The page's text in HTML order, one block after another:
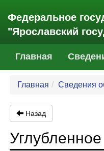
Федеральное
"Ярославский
Главная (current)
Главная Сведения
Назад